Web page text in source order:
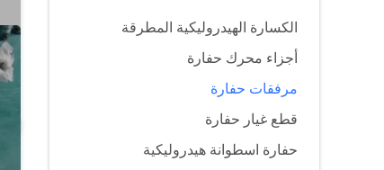
الكسارة الهيدروليكية المطرقة
أجزاء محرك حفارة
مرفقات حفارة
قطع غيار حفارة
حفارة اسطوانة هيدروليكية